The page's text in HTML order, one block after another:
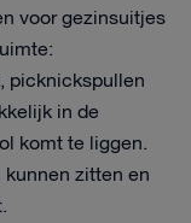
voor gezinsuitjes
picknickspullen
in de
komt te liggen.
zitten en